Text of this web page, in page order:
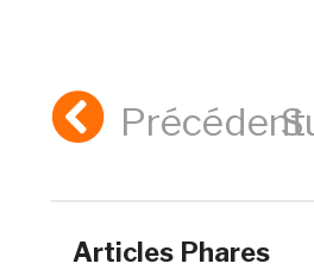
Précédent
Articles Phares